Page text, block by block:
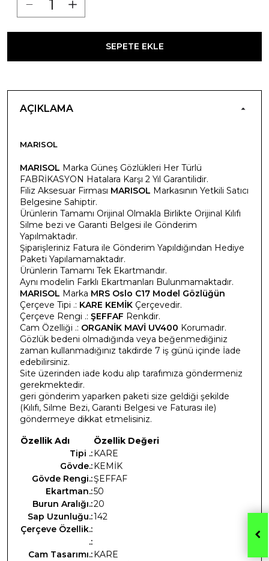
SEPETE EKLE
AÇIKLAMA
MARISOL
MARISOL Marka Güneş Gözlükleri Her Türlü
FABRİKASYON Hatalara Karşı 2 Yıl Garantilidir.
Filiz Aksesuar Firması MARISOL Markasının Yetkili Satıcı
Belgesine Sahiptir.
Ürünlerin Tamamı Orijinal Olmakla Birlikte Orijinal Kılıfı
Silme bezi ve Garanti Belgesi ile Gönderim
Yapılmaktadır.
Şiparişleriniz Fatura ile Gönderim Yapıldığından Hediye
Paketi Yapılamamaktadır.
Ürünlerin Tamamı Tek Ekartmandır.
Aynı modelin Farklı Ekartmanları Bulunmamaktadır.
MARISOL Marka MRS Oslo C17 Model Gözlüğün
Çerçeve Tipi .: KARE KEMİK Çerçevedir.
Çerçeve Rengi .: ŞEFFAF Renkdir.
Cam Özelliği .: ORGANİK MAVİ UV400 Korumadır.
Gözlük bedeni olmadığında veya beğenmediğiniz
zaman kullanmadığınız takdirde 7 iş günü içinde İade
edebilirsiniz.
Site üzerinden iade kodu alıp tarafımıza göndermeniz
gerekmektedir.
geri gönderim yaparken paketi size geldiği şekilde
(Kılıfı, Silme Bezi, Garanti Belgesi ve Faturası ile)
göndermeye dikkat etmelisiniz.
Özellik Adı
Özellik Değeri
Tipi .:KARE
Gövde.:KEMİK
Gövde Rengi.:ŞEFFAF
Ekartman.:50
Burun Aralığı.:20
Sap Uzunluğu.:142
Çerçeve Özellik.:
.:
Cam Tasarımı.:KARE